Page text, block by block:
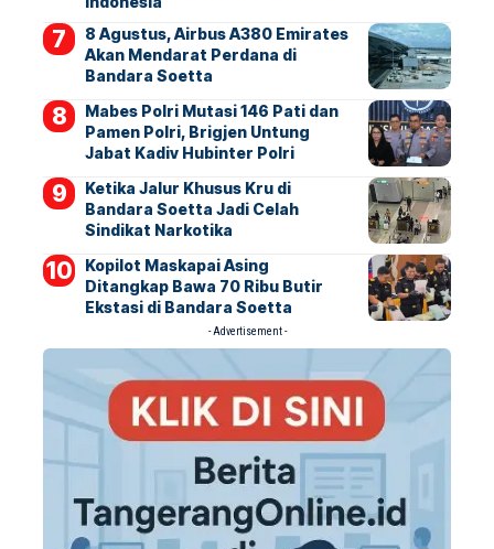
8 Agustus, Airbus A380 Emirates
Akan Mendarat Perdana di
Bandara Soetta
Mabes Polri Mutasi 146 Pati dan
Pamen Polri, Brigjen Untung
Jabat Kadiv Hubinter Polri
Ketika Jalur Khusus Kru di
Bandara Soetta Jadi Celah
Sindikat Narkotika
Kopilot Maskapai Asing
Ditangkap Bawa 70 Ribu Butir
Ekstasi di Bandara Soetta
- Advertisement -